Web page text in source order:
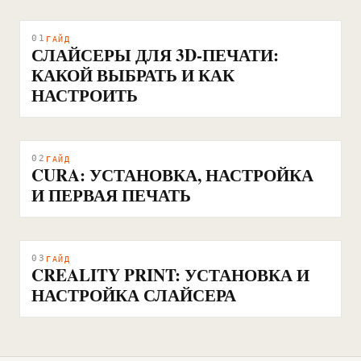
01 ГАЙД
СЛАЙСЕРЫ ДЛЯ 3D-ПЕЧАТИ:
КАКОЙ ВЫБРАТЬ И КАК
НАСТРОИТЬ
02 ГАЙД
CURA: УСТАНОВКА, НАСТРОЙКА
И ПЕРВАЯ ПЕЧАТЬ
03 ГАЙД
CREALITY PRINT: УСТАНОВКА И
НАСТРОЙКА СЛАЙСЕРА